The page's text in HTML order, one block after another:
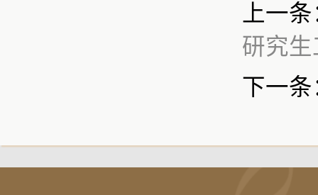
上一
研究
下一条